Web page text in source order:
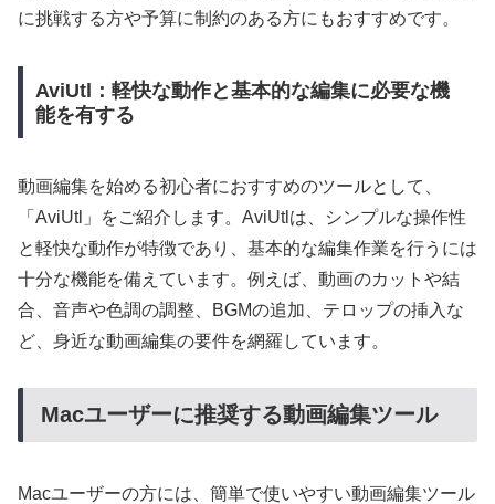
に挑戦する方や予算に制約のある方にもおすすめです。
AviUtl：軽快な動作と基本的な編集に必要な機
能を有する
動画編集を始める初心者におすすめのツールとして、
「AviUtl」をご紹介します。AviUtlは、シンプルな操作性
と軽快な動作が特徴であり、基本的な編集作業を行うには
十分な機能を備えています。例えば、動画のカットや結
合、音声や色調の調整、BGMの追加、テロップの挿入な
ど、身近な動画編集の要件を網羅しています。
Macユーザーに推奨する動画編集ツール
Macユーザーの方には、簡単で使いやすい動画編集ツール